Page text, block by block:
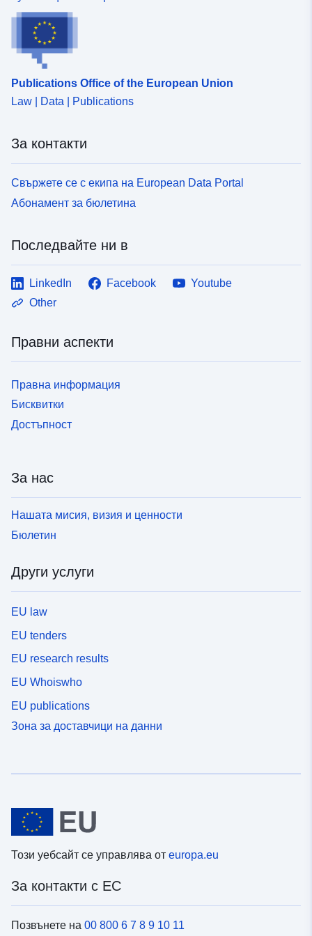
Publications Office of the European Union
Law | Data | Publications
За контакти
Свържете се с екипа на European Data Portal
Абонамент за бюлетина
Последвайте ни в
LinkedIn Facebook
Youtube
Other
Правни аспекти
Правна информация
Бисквитки
Достъпност
За нас
Нашата мисия, визия и ценности
Бюлетин
Други услуги
EU law
EU tenders
EU research results
EU Whoiswho
EU publications
Зона за доставчици на данни
Този уебсайт се управлява от europa.eu
За контакти с ЕС
Позвънете на 00 800 6 7 8 9 10 11